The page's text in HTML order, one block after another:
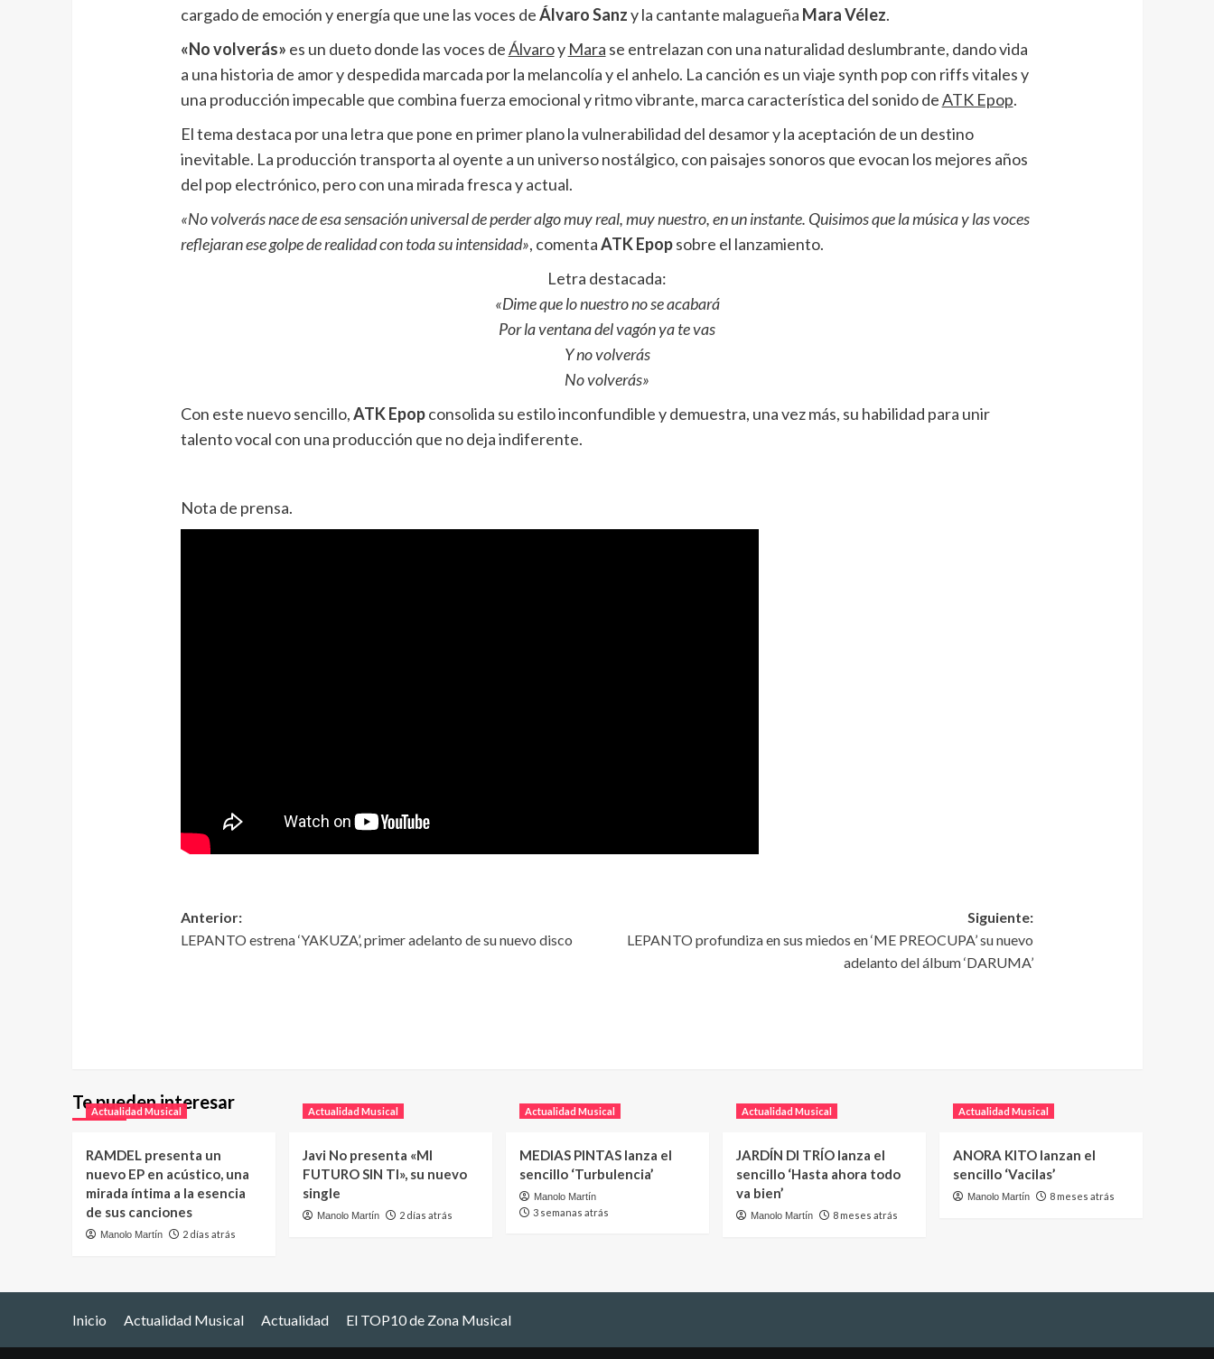
cargado de emoción y energía que une las voces deÁlvaro Sanzy la cantante malagueña Mara Vélez.
«No volverás» es un dueto donde las voces deÁlvaroy Mara se entrelazan con una naturalidad deslumbrante, dando vida
a una historia de amor y despedida marcada por la melancolía y el anhelo. La canción es un viaje synth pop con riffs vitales y
una producción impecable que combina fuerza emocional y ritmo vibrante, marca característica del sonido deATK Epop.
El tema destaca por una letra que pone en primer plano la vulnerabilidad del desamor y la aceptación de un destino
inevitable. La producción transporta al oyente a un universo nostálgico, con paisajes sonoros que evocan los mejores años
del pop electrónico, pero con una mirada fresca y actual.
«No volverás nace de esa sensación universal de perder algo muy real, muy nuestro, en un instante. Quisimos que la música y las voces
reflejaran ese golpe de realidad con toda su intensidad», comentaATK Epopsobre el lanzamiento.
Letra destacada:
«Dime que lo nuestro no se acabará
Por la ventana del vagón ya te vas
Y no volverás
No volverás»
Con este nuevo sencillo,ATK Epopconsolida su estilo inconfundible y demuestra, una vez más, su habilidad para unir
talento vocal con una producción que no deja indiferente.
Nota de prensa.
Anterior:
LEPANTO estrena ‘YAKUZA’, primer adelanto de su nuevo disco
Siguiente:
LEPANTO profundiza en sus miedos en ‘ME PREOCUPA’ su nuevo
adelanto del álbum ‘DARUMA’
Te pueden interesar
Actualidad Musical
RAMDEL presenta un
nuevo EP en acústico, una
mirada íntima a la esencia
de sus canciones
Manolo Martín 2 días atrás
Actualidad Musical
Javi No presenta «MI
FUTURO SIN TI», su nuevo
single
Manolo Martín 2 días atrás
Actualidad Musical
MEDIAS PINTAS lanza el
sencillo ‘Turbulencia’
Manolo Martín
3 semanas atrás
Actualidad Musical
JARDÍN DI TRÍO lanza el
sencillo ‘Hasta ahora todo
va bien’
Manolo Martín 8 meses atrás
Actualidad Musical
ANORA KITO lanzan el
sencillo ‘Vacilas’
Manolo Martín 8 meses atrás
Inicio Actualidad Musical Actualidad El TOP10 de Zona Musical